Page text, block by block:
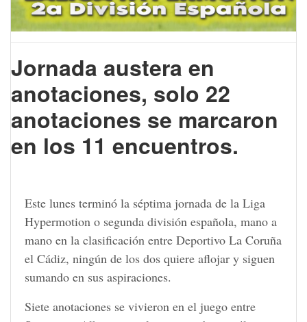
Jornada austera en
anotaciones, solo 22
anotaciones se marcaron
en los 11 encuentros.
Este lunes terminó la séptima jornada de la Liga
Hypermotion o segunda división española, mano a
mano en la clasificación entre Deportivo La Coruña
el Cádiz, ningún de los dos quiere aflojar y siguen
sumando en sus aspiraciones.
Siete anotaciones se vivieron en el juego entre